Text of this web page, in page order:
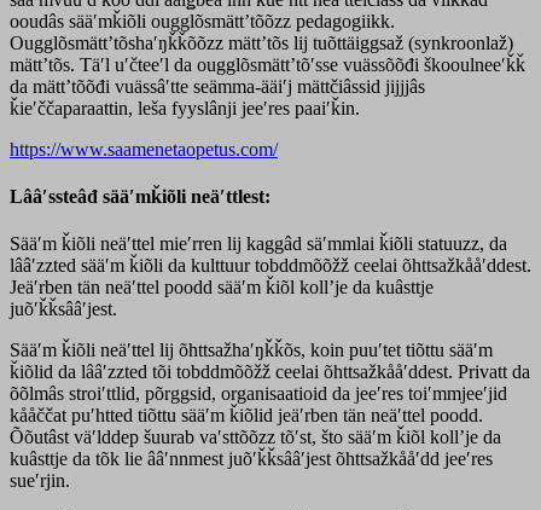
ooudâs sääʹmǩiõli ougglõsmättʼtõõzz pedagogiikk.
Ougglõsmättʼtõshaʹŋǩǩõõzz mättʼtõs lij tuõttäiggsaž (synkroonlaž)
mättʼtõs. Täʹl uʹčteeʹl da ougglõsmättʼtõʹsse vuässõõđi škooulneeʹǩǩ
da mättʼtõõđi vuässâʹtte seämma-ääiʹj mättčiâssid jijjjâs
ǩieʹččaparaattin, leša fyyslânji jeeʹres paaiʹǩin.
https://www.saamenetaopetus.com/
Lââʹssteâđ sääʹmǩiõli neäʹttlest:
Sääʹm ǩiõli neäʹttel mieʹrren lij kaggâd säʹmmlai ǩiõli statuuzz, da
lââʹzzted sääʹm ǩiõli da kulttuur tobddmõõžž ceelai õhttsažkååʹddest.
Jeäʹrben tän neäʹttel poodd sääʹm ǩiõl kollʼje da kuâsttje
juõʹǩǩsââʹjest.
Sääʹm ǩiõli neäʹttel lij õhttsažhaʹŋǩǩõs, koin puuʹtet tiõttu sääʹm
ǩiõlid da lââʹzzted tõi tobddmõõžž ceelai õhttsažkååʹddest. Privatt da
õõlmâs stroiʹttlid, põrggsid, organisaatioid da jeeʹres toiʹmmjeeʹjid
kååččat puʹhtted tiõttu sääʹm ǩiõlid jeäʹrben tän neäʹttel poodd.
Õõutâst väʹlddep šuurab vaʹsttõõzz tõʹst, što sääʹm ǩiõl kollʼje da
kuâsttje da tõk lie ââʹnnmest juõʹǩǩsââʹjest õhttsažkååʹdd jeeʹres
sueʹrjin.